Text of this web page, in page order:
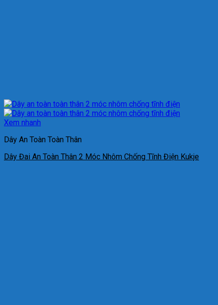
Xem nhanh
Dây An Toàn Toàn Thân
Dây Đai An Toàn Thân 2 Móc Nhôm Chống Tĩnh Điện Kukje